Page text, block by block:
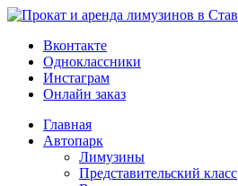
Вконтакте
Одноклассники
Инстаграм
Онлайн заказ
Главная
Автопарк
Лимузины
Представительский класс